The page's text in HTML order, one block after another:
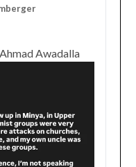
Awadalla